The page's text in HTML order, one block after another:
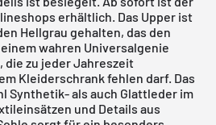
erhältlich. Das Upper ist
Hellgrau gehalten, das den
wahren Universalgenie
die zu jeder Jahreszeit
Kleiderschrank fehlen darf. Das
Synthetik- als auch Glattleder im
und Details aus